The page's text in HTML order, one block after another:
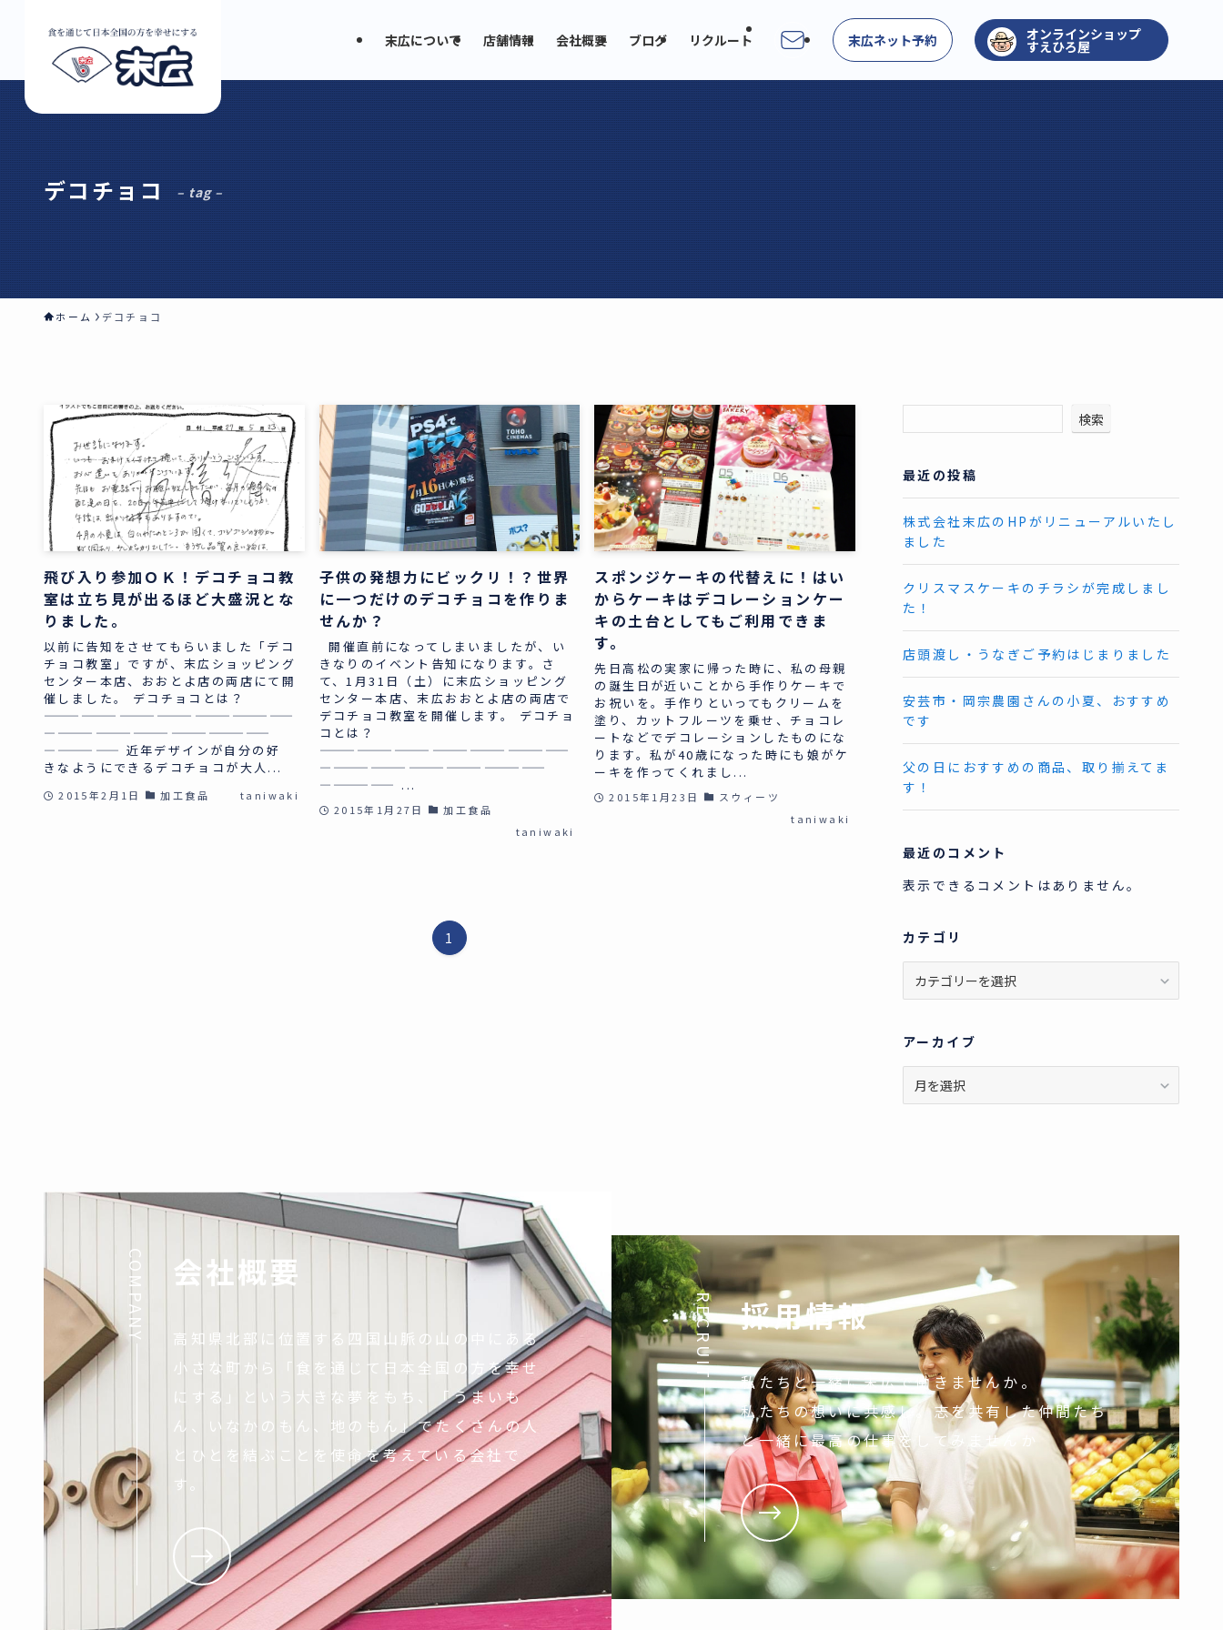
末広について 店舗情報 会社概要 ブログ リクルート
お問い合わせ
末広ネット予約 すえひろ屋
デコチョコ – tag –
ホーム デコチョコ
飛び入り参加ＯＫ！デコチョコ教
室は立ち見が出るほど大盛況とな
りました。
以前に告知をさせてもらいました「デコ
チョコ教室」ですが、末広ショッピング
センター本店、おおとよ店の両店にて開
催しました。 デコチョコとは？
————————————————————
——————————————————
—————— 近年デザインが自分の好
きなようにできるデコチョコが大人...
2015年2月1日 加工食品 taniwaki
子供の発想力にビックリ！？世界
に一つだけのデコチョコを作りま
せんか？
開催直前になってしまいましたが、い
きなりのイベント告知になります。さ
て、1月31日（土）に末広ショッピング
センター本店、末広おおとよ店の両店で
デコチョコ教室を開催します。 デコチョ
コとは？
————————————————————
——————————————————
—————— ...
2015年1月27日
加工食品
taniwaki
スポンジケーキの代替えに！はい
からケーキはデコレーションケー
キの土台としてもご利用できま
す。
先日高松の実家に帰った時に、私の母親
の誕生日が近いことから手作りケーキで
お祝いを。手作りといってもクリームを
塗り、カットフルーツを乗せ、チョコレ
ートなどでデコレーションしたものにな
ります。私が40歳になった時にも娘がケ
ーキを作ってくれまし...
2015年1月23日
スウィーツ
taniwaki
1
検索
最近の投稿
株式会社末広のHPがリニューアルいたし
ました
クリスマスケーキのチラシが完成しまし
た！
店頭渡し・うなぎご予約はじまりました
安芸市・岡宗農園さんの小夏、おすすめ
です
父の日におすすめの商品、取り揃えてま
す！
最近のコメント
表示できるコメントはありません。
カテゴリ
テ
アーカイブ
ー
COMPANY 会社概要
高知県北部に位置する四国山脈の山の中にある
小さな町から「食を通じて日本全国の方を幸せ
にする」という大きな夢をもち、「うまいも
ん、いなかのもん、地のもん」でたくさんの人
とひとを結ぶことを使命を考えている会社で
す。
RECRUIT 採用情報
私たちと一緒に末広で働きませんか。
私たちの想いに共感し。志を共有した仲間たち
と一緒に最高の仕事をしてみませんか